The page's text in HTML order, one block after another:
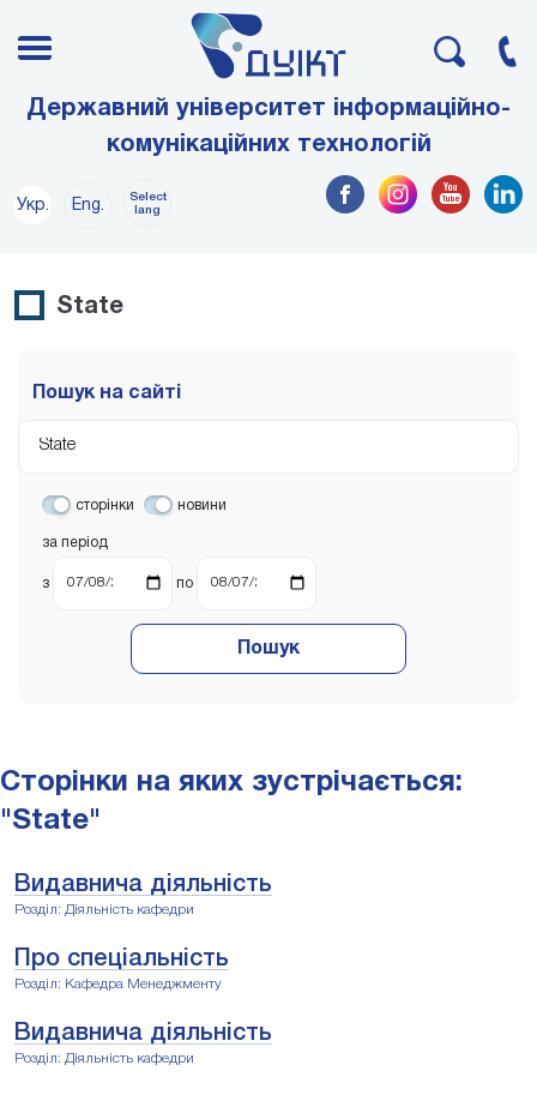
Державний університет інформаційно-
комунікаційних технологій
Укр. Eng.
Select
lang
State
Пошук на сайті
сторінки новини
за період
з по
Пошук
Сторінки на яких зустрічається:
"State"
Видавнича діяльність
Розділ: Діяльність кафедри
Про спеціальність
Розділ: Кафедра Менеджменту
Видавнича діяльність
Розділ: Діяльність кафедри